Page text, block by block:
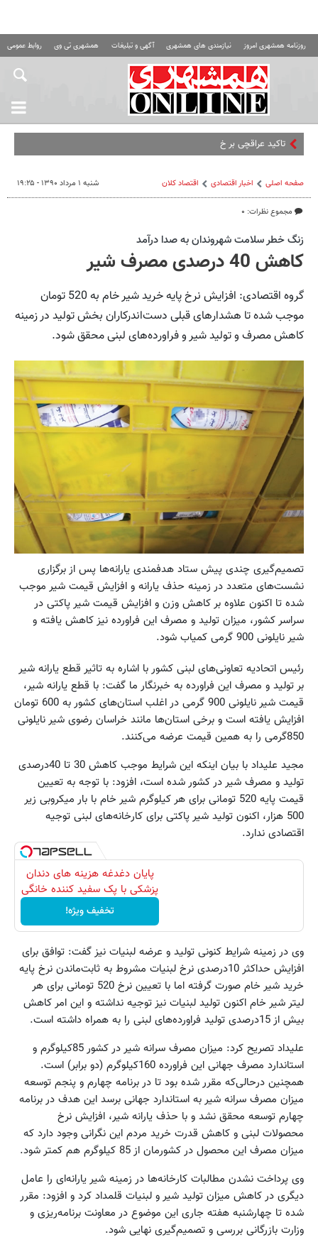
روزنامه همشهری امروز نیازمندی های همشهری آگهی و تبلیغات همشهری تی وی روابط عمومی
تاکید عراقچی بر خونخواهی در ی
صفحه اصلی اخبار اقتصادی اقتصاد كلان
مجموع نظرات: ۰
شنبه ۱ مرداد ۱۳۹۰ - ۱۹:۲۵
زنگ خطر سلامت شهروندان به صدا درآمد
کاهش 40 درصدی مصرف شیر
گروه اقتصادی: افزایش نرخ پایه خرید شیر خام به 520 تومان
موجب شده تا هشدارهای قبلی دست‌اندرکاران بخش تولید در زمینه
کاهش مصرف و تولید شیر و فراورده‌های لبنی محقق شود.
تصمیم‌گیری چندی پیش ستاد هدفمندی یارانه‌ها پس از برگزاری
نشست‌های متعدد در زمینه حذف یارانه و افزایش قیمت شیر موجب
شده تا اکنون علاوه بر کاهش وزن و افزایش قیمت شیر پاکتی در
سراسر کشور، میزان تولید و مصرف این فراورده نیز کاهش یافته و
شیر نایلونی 900 گرمی کمیاب شود.
رئیس اتحادیه تعاونی‌های لبنی کشور با اشاره به تاثیر قطع یارانه شیر
بر تولید و مصرف این فراورده به خبرنگار ما گفت: با قطع یارانه شیر،
قیمت شیر نایلونی 900 گرمی در اغلب استان‌های کشور به 600 تومان
افزایش یافته است و برخی استان‌ها مانند خراسان رضوی شیر نایلونی
850گرمی را به همین قیمت عرضه می‌کنند.
مجید علیداد با بیان اینکه این شرایط موجب کاهش 30 تا 40درصدی
تولید و مصرف شیر در کشور شده است، افزود: با توجه به تعیین
قیمت پایه 520 تومانی برای هر کیلوگرم شیر خام با بار میکروبی زیر
500 هزار، اکنون تولید شیر پاکتی برای کارخانه‌های لبنی توجیه
اقتصادی ندارد.
پایان دغدغه هزینه های دندان
پزشکی با پک سفید کننده خانگی
تخفیف ویژه!
وی در زمینه شرایط کنونی تولید و عرضه لبنیات نیز گفت: توافق برای
افزایش حداکثر 10درصدی نرخ لبنیات مشروط به ثابت‌ماندن نرخ پایه
خرید شیر خام صورت گرفته اما با تعیین نرخ 520 تومانی برای هر
لیتر شیر خام اکنون تولید لبنیات نیز توجیه نداشته و این امر کاهش
بیش از 15درصدی تولید فراورده‌های لبنی را به همراه داشته است.
علیداد تصریح کرد: میزان مصرف سرانه شیر در کشور 85کیلوگرم و
استاندارد مصرف جهانی این فراورده 160کیلوگرم (دو برابر) است.
همچنین درحالی‌که مقرر شده بود تا در برنامه چهارم و پنجم توسعه
میزان مصرف سرانه شیر به استاندارد جهانی برسد این هدف در برنامه
چهارم توسعه محقق نشد و با حذف یارانه شیر، افزایش نرخ
محصولات لبنی و کاهش قدرت خرید مردم این نگرانی وجود دارد که
میزان مصرف این محصول در کشورمان از 85 کیلوگرم هم کمتر شود.
وی پرداخت نشدن مطالبات کارخانه‌ها در زمینه شیر یارانه‌ای را عامل
دیگری در کاهش میزان تولید شیر و لبنیات قلمداد کرد و افزود: مقرر
شده تا چهارشنبه هفته جاری این موضوع در معاونت برنامه‌ریزی و
وزارت بازرگانی بررسی و تصمیم‌گیری نهایی شود.